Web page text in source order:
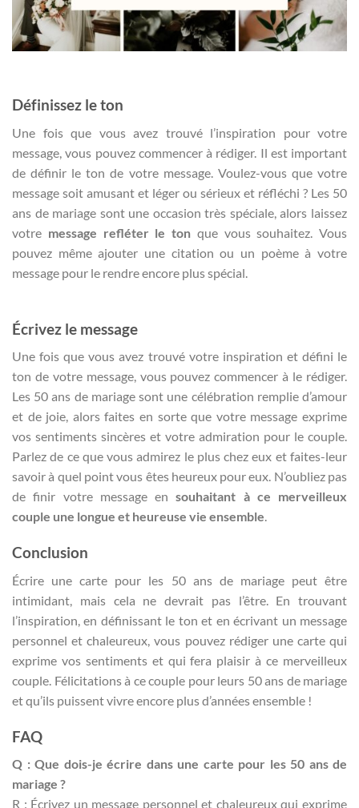
Définissez le ton
Une fois que vous avez trouvé l’inspiration pour votre
message, vous pouvez commencer à rédiger. Il est important
de définir le ton de votre message. Voulez-vous que votre
message soit amusant et léger ou sérieux et réfléchi ? Les 50
ans de mariage sont une occasion très spéciale, alors laissez
votre message refléter le ton que vous souhaitez. Vous
pouvez même ajouter une citation ou un poème à votre
message pour le rendre encore plus spécial.
Écrivez le message
Une fois que vous avez trouvé votre inspiration et défini le
ton de votre message, vous pouvez commencer à le rédiger.
Les 50 ans de mariage sont une célébration remplie d’amour
et de joie, alors faites en sorte que votre message exprime
vos sentiments sincères et votre admiration pour le couple.
Parlez de ce que vous admirez le plus chez eux et faites-leur
savoir à quel point vous êtes heureux pour eux. N’oubliez pas
de finir votre message ensouhaitant à ce merveilleux
couple une longue et heureuse vie ensemble.
Conclusion
Écrire une carte pour les 50 ans de mariage peut être
intimidant, mais cela ne devrait pas l’être. En trouvant
l’inspiration, en définissant le ton et en écrivant un message
personnel et chaleureux, vous pouvez rédiger une carte qui
exprime vos sentiments et qui fera plaisir à ce merveilleux
couple. Félicitations à ce couple pour leurs 50 ans de mariage
et qu’ils puissent vivre encore plus d’années ensemble !
FAQ
Q : Que dois-je écrire dans une carte pour les 50 ans de
mariage ?
R : Écrivez un message personnel et chaleureux qui exprime